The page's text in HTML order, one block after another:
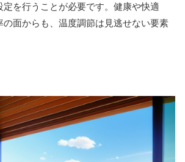
を行うことが必要です。健康や快適
の面からも、温度調節は見逃せない要素